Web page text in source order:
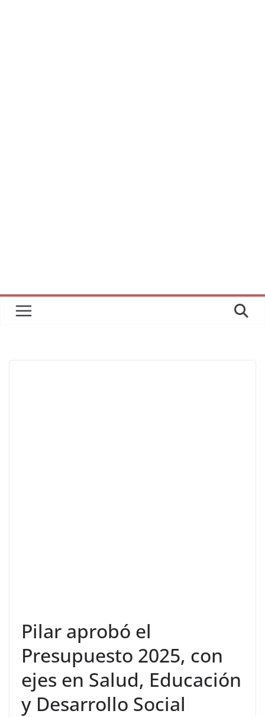
Pilar aprobó el
Presupuesto 2025, con
ejes en Salud, Educación
y Desarrollo Social